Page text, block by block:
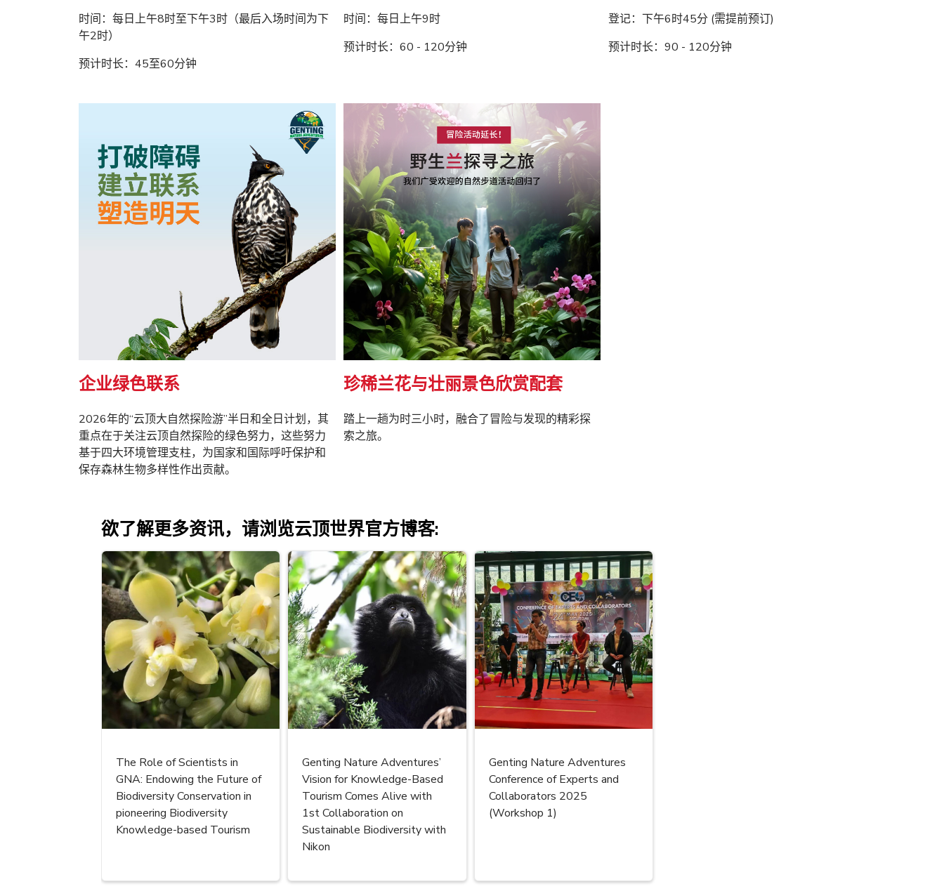
时间：每日上午8时至下午3时（最后入场时间为下
午2时）
预计时长：45至60分钟
时间：每日上午9时
预计时长：60 - 120分钟
登记：下午6时45分 (需提前预订)
预计时长：90 - 120分钟
企业绿色联系
2026年的“云顶大自然探险游”半日和全日计划，其
重点在于关注云顶自然探险的绿色努力，这些努力
基于四大环境管理支柱，为国家和国际呼吁保护和
保存森林生物多样性作出贡献。
珍稀兰花与壮丽景色欣赏配套
踏上一趟为时三小时，融合了冒险与发现的精彩探
索之旅。
欲了解更多资讯，请浏览云顶世界官方博客:
The Role of Scientists in
GNA: Endowing the Future of
Biodiversity Conservation in
pioneering Biodiversity
Knowledge-based Tourism
Genting Nature Adventures’
Vision for Knowledge-Based
Tourism Comes Alive with
1st Collaboration on
Sustainable Biodiversity with
Nikon
Genting Nature Adventures
Conference of Experts and
Collaborators 2025
(Workshop 1)